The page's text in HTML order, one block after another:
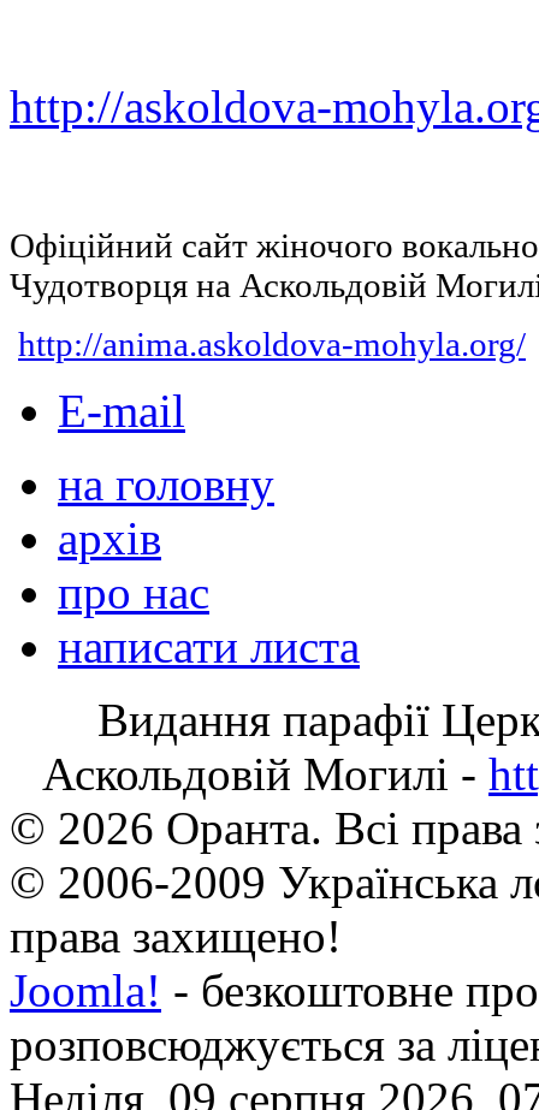
http://askoldova-
Офіційний сайт жіночого
Чудотворця на Аскольдовій
http://anima.askoldova-mohyla.org/
E-mail
на головну
архів
про нас
написати листа
Видання парафії
Аскольдовій Могилі -
© 2026 Оранта. Всі
© 2006-2009 Українська
права захищено!
Joomla! - безкоштовне
розповсюджується за
Неділя, 09 серпня 2026,